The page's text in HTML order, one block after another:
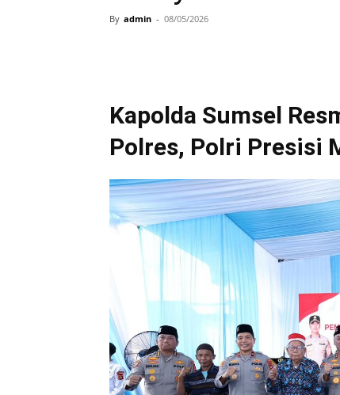
By admin - 08/05/2026
Kapolda Sumsel
Polres, Polri Presisi